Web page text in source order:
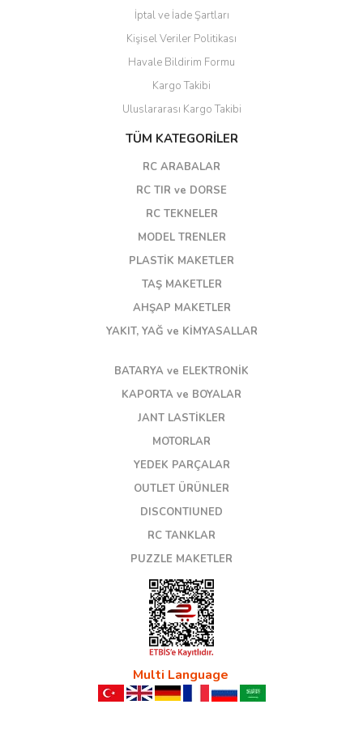
İptal ve İade Şartları
Kişisel Veriler Politikası
Havale Bildirim Formu
Kargo Takibi
Uluslararası Kargo Takibi
TÜM KATEGORİLER
RC ARABALAR
RC TIR ve DORSE
RC TEKNELER
MODEL TRENLER
PLASTİK MAKETLER
TAŞ MAKETLER
AHŞAP MAKETLER
YAKIT, YAĞ ve KİMYASALLAR
BATARYA ve ELEKTRONİK
KAPORTA ve BOYALAR
JANT LASTİKLER
MOTORLAR
YEDEK PARÇALAR
OUTLET ÜRÜNLER
DISCONTIUNED
RC TANKLAR
PUZZLE MAKETLER
Multi Language